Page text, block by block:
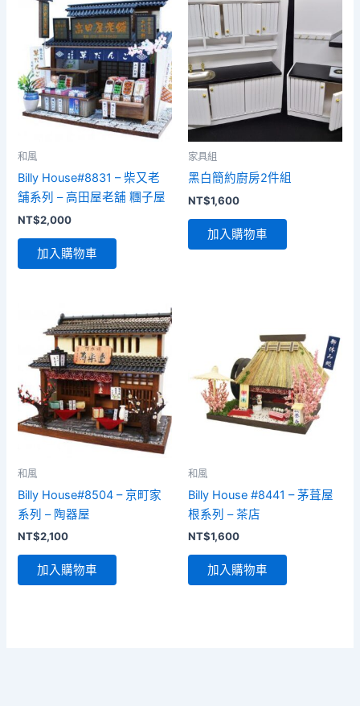
和風
Billy House#8831 – 柴又老
舗系列 – 高田屋老舖 糰子屋
NT$2,000
加入購物車
家具組
黑白簡約廚房2件組
NT$1,600
加入購物車
和風
Billy House#8504 – 京町家
系列 – 陶器屋
NT$2,100
加入購物車
和風
Billy House #8441 – 茅葺屋
根系列 – 茶店
NT$1,600
加入購物車